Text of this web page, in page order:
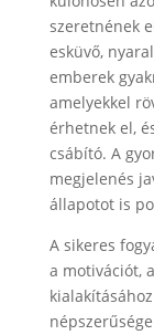
szeretnének
esküvő,
emberek
amelyekkel
érhetnek el,
csábító. A
megjelenés
állapotot is
A sikeres
a motivációt,